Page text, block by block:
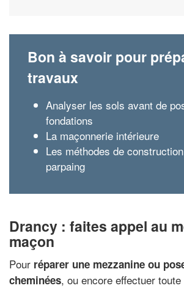
Bon à savoir pour
travaux
Analyser les sols avant de
fondations
La maçonnerie intérieure
Les méthodes de
parpaing
Drancy : faites appel au
maçon
Pour réparer une mezzanine ou
cheminées, ou encore effectuer